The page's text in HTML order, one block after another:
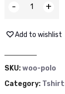
- +
Add to wishlist
SKU:woo-polo
Category: